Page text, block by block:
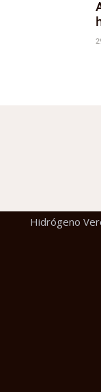
Hidrógeno